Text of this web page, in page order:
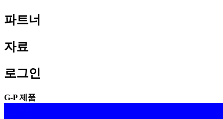
파트너​​
자료​​
로그인​​
G-P 제품​​